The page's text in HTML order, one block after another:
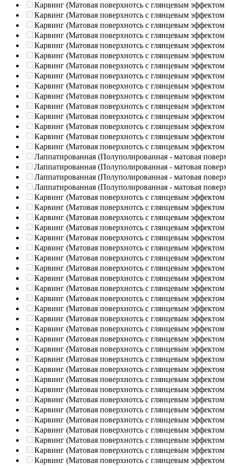
Карвинг (Матовая поверхнотсь с глянцевым эффектом
Карвинг (Матовая поверхнотсь с глянцевым эффектом
Карвинг (Матовая поверхнотсь с глянцевым эффектом
Карвинг (Матовая поверхнотсь с глянцевым эффектом
Карвинг (Матовая поверхнотсь с глянцевым эффектом
Карвинг (Матовая поверхнотсь с глянцевым эффектом
Карвинг (Матовая поверхнотсь с глянцевым эффектом
Карвинг (Матовая поверхнотсь с глянцевым эффектом
Карвинг (Матовая поверхнотсь с глянцевым эффектом
Карвинг (Матовая поверхнотсь с глянцевым эффектом
Карвинг (Матовая поверхнотсь с глянцевым эффектом
Карвинг (Матовая поверхнотсь с глянцевым эффектом
Карвинг (Матовая поверхнотсь с глянцевым эффектом
Карвинг (Матовая поверхнотсь с глянцевым эффектом
Карвинг (Матовая поверхнотсь с глянцевым эффектом
Лаппатированная (Полуполированная - матовая
Лаппатированная (Полуполированная - матовая
Лаппатированная (Полуполированная - матовая
Лаппатированная (Полуполированная - матовая
Карвинг (Матовая поверхнотсь с глянцевым эффектом
Карвинг (Матовая поверхнотсь с глянцевым эффектом
Карвинг (Матовая поверхнотсь с глянцевым эффектом
Карвинг (Матовая поверхнотсь с глянцевым эффектом
Карвинг (Матовая поверхнотсь с глянцевым эффектом
Карвинг (Матовая поверхнотсь с глянцевым эффектом
Карвинг (Матовая поверхнотсь с глянцевым эффектом
Карвинг (Матовая поверхнотсь с глянцевым эффектом
Карвинг (Матовая поверхнотсь с глянцевым эффектом
Карвинг (Матовая поверхнотсь с глянцевым эффектом
Карвинг (Матовая поверхнотсь с глянцевым эффектом
Карвинг (Матовая поверхнотсь с глянцевым эффектом
Карвинг (Матовая поверхнотсь с глянцевым эффектом
Карвинг (Матовая поверхнотсь с глянцевым эффектом
Карвинг (Матовая поверхнотсь с глянцевым эффектом
Карвинг (Матовая поверхнотсь с глянцевым эффектом
Карвинг (Матовая поверхнотсь с глянцевым эффектом
Карвинг (Матовая поверхнотсь с глянцевым эффектом
Карвинг (Матовая поверхнотсь с глянцевым эффектом
Карвинг (Матовая поверхнотсь с глянцевым эффектом
Карвинг (Матовая поверхнотсь с глянцевым эффектом
Карвинг (Матовая поверхнотсь с глянцевым эффектом
Карвинг (Матовая поверхнотсь с глянцевым эффектом
Карвинг (Матовая поверхнотсь с глянцевым эффектом
Карвинг (Матовая поверхнотсь с глянцевым эффектом
Карвинг (Матовая поверхнотсь с глянцевым эффектом
Карвинг (Матовая поверхнотсь с глянцевым эффектом